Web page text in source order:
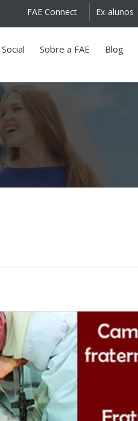
Ex-alunos
FAE Connect
Sobre a FAE Blog